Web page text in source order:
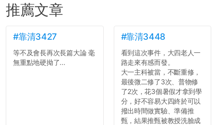
推薦文章
#靠清3427
等不及會長再次長篇大論 毫
無重點地硬拗了...
#靠清3448
看到這次事件，大四老人一
路走來有感而發。
大一主科被當，不斷重修，
最後微二修了3次、普物修
了2次，花3個暑假才拿到學
分，好不容易大四終於可以
撥出時間做實驗、準備推
甄，結果推甄被教授洗臉成